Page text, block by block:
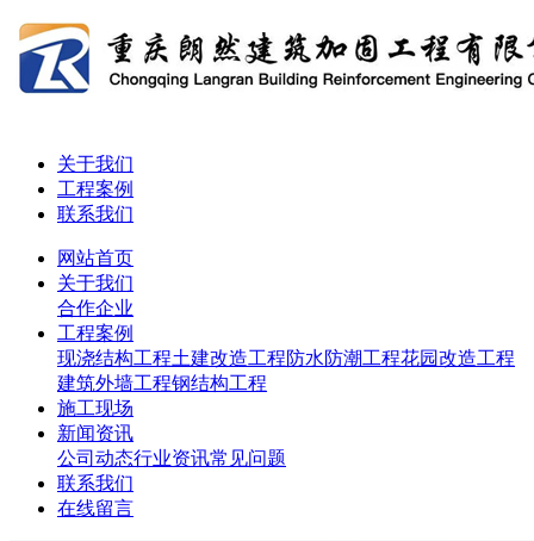
关于我们
工程案例
联系我们
网站首页
关于我们
合作企业
工程案例
现浇结构工程土建改造工程防水防潮工程花园改造工程
建筑外墙工程钢结构工程
施工现场
新闻资讯
公司动态行业资讯常见问题
联系我们
在线留言